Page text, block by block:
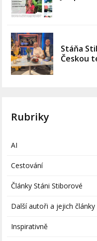
Stáňa
Českou
Rubriky
AI
Cestování
Články Stáni Stiborové
Další autoři a jejich články
Inspirativně